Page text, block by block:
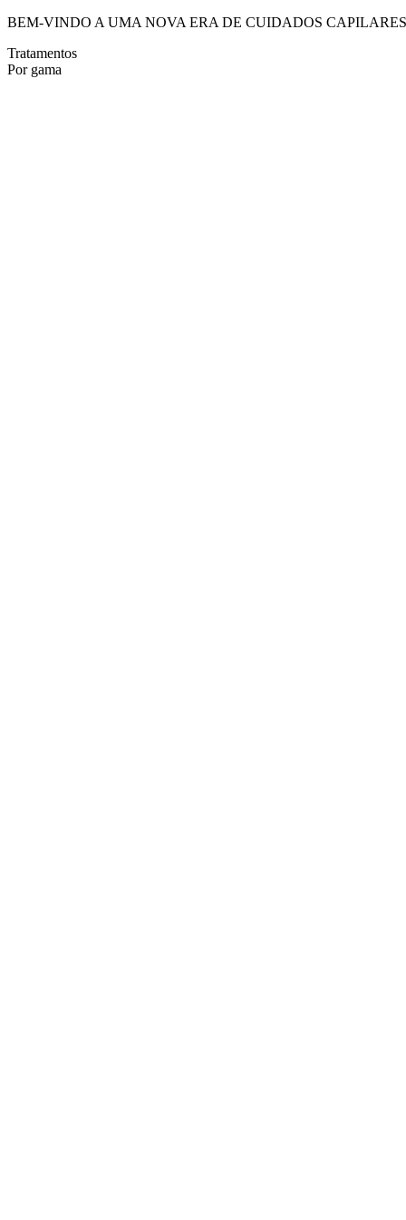
BEM-VINDO A UMA NOVA ERA DE CUIDADOS CAPILARES
Tratamentos
Por gama